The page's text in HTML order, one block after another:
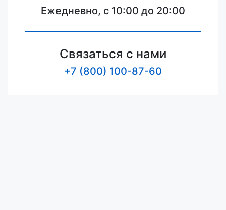
Ежедневно, с 10:00 до 20:00
Связаться с нами
+7 (800) 100-87-60